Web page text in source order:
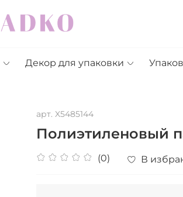
Декор для упаковки
арт. X5485144
Полиэтиленовый
(0) В